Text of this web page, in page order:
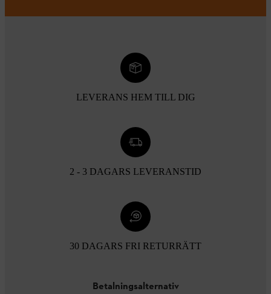
LEVERANS HEM TILL DIG
2 - 3 DAGARS LEVERANSTID
30 DAGARS FRI RETURRÄTT
Betalningsalternativ